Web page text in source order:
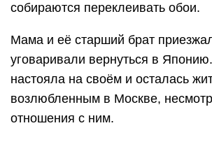
собираются переклеивать обои.
Мама и её старший брат
уговаривали вернуться в
настояла на своём и осталась
возлюбленным в Москве,
отношения с ним.